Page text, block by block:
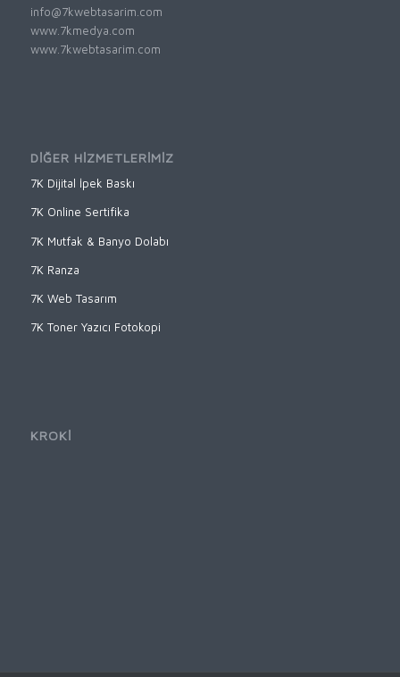
info@7kwebtasarim.com
www.7kmedya.com
www.7kwebtasarim.com
DİĞER HİZMETLERİMİZ
7K Dijital İpek Baskı
7K Online Sertifika
7K Mutfak & Banyo Dolabı
7K Ranza
7K Web Tasarım
7K Toner Yazıcı Fotokopi
KROKİ